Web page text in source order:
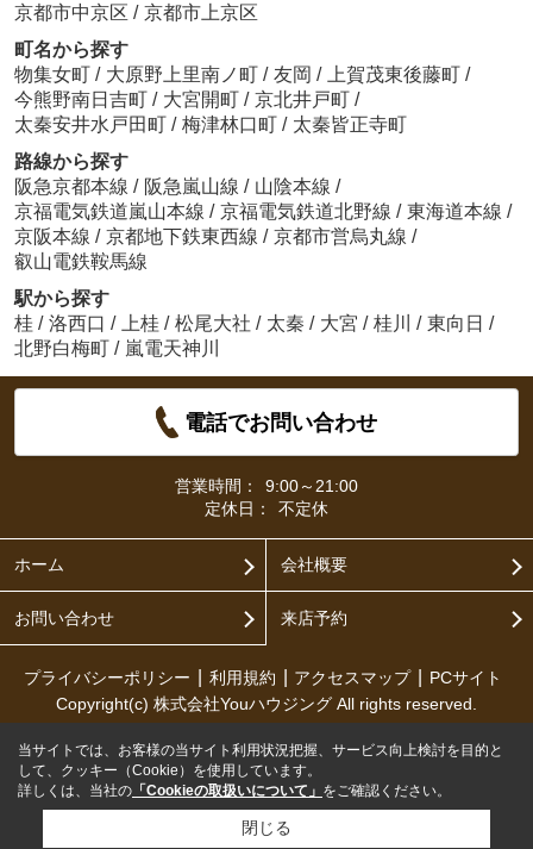
京都市中京区 / 京都市上京区
町名から探す
物集女町 / 大原野上里南ノ町 / 友岡 / 上賀茂東後藤町 /
今熊野南日吉町 / 大宮開町 / 京北井戸町 /
太秦安井水戸田町 / 梅津林口町 / 太秦皆正寺町
路線から探す
阪急京都本線 / 阪急嵐山線 / 山陰本線 /
京福電気鉄道嵐山本線 / 京福電気鉄道北野線 / 東海道本線 /
京阪本線 / 京都地下鉄東西線 / 京都市営烏丸線 /
叡山電鉄鞍馬線
駅から探す
桂 / 洛西口 / 上桂 / 松尾大社 / 太秦 / 大宮 / 桂川 / 東向日 /
北野白梅町 / 嵐電天神川
電話でお問い合わせ
営業時間：
9:00～21:00
定休日：
不定休
ホーム 会社概要
お問い合わせ 来店予約
プライバシーポリシー 利用規約 アクセスマップ
PCサイト
Copyright(c) 株式会社Youハウジング All rights reserved.
当サイトでは、お客様の当サイト利用状況把握、サービス向上検討を目的と
して、クッキー（Cookie）を使用しています。
詳しくは、当社の 「Cookieの取扱いについて」 をご確認ください。
閉じる